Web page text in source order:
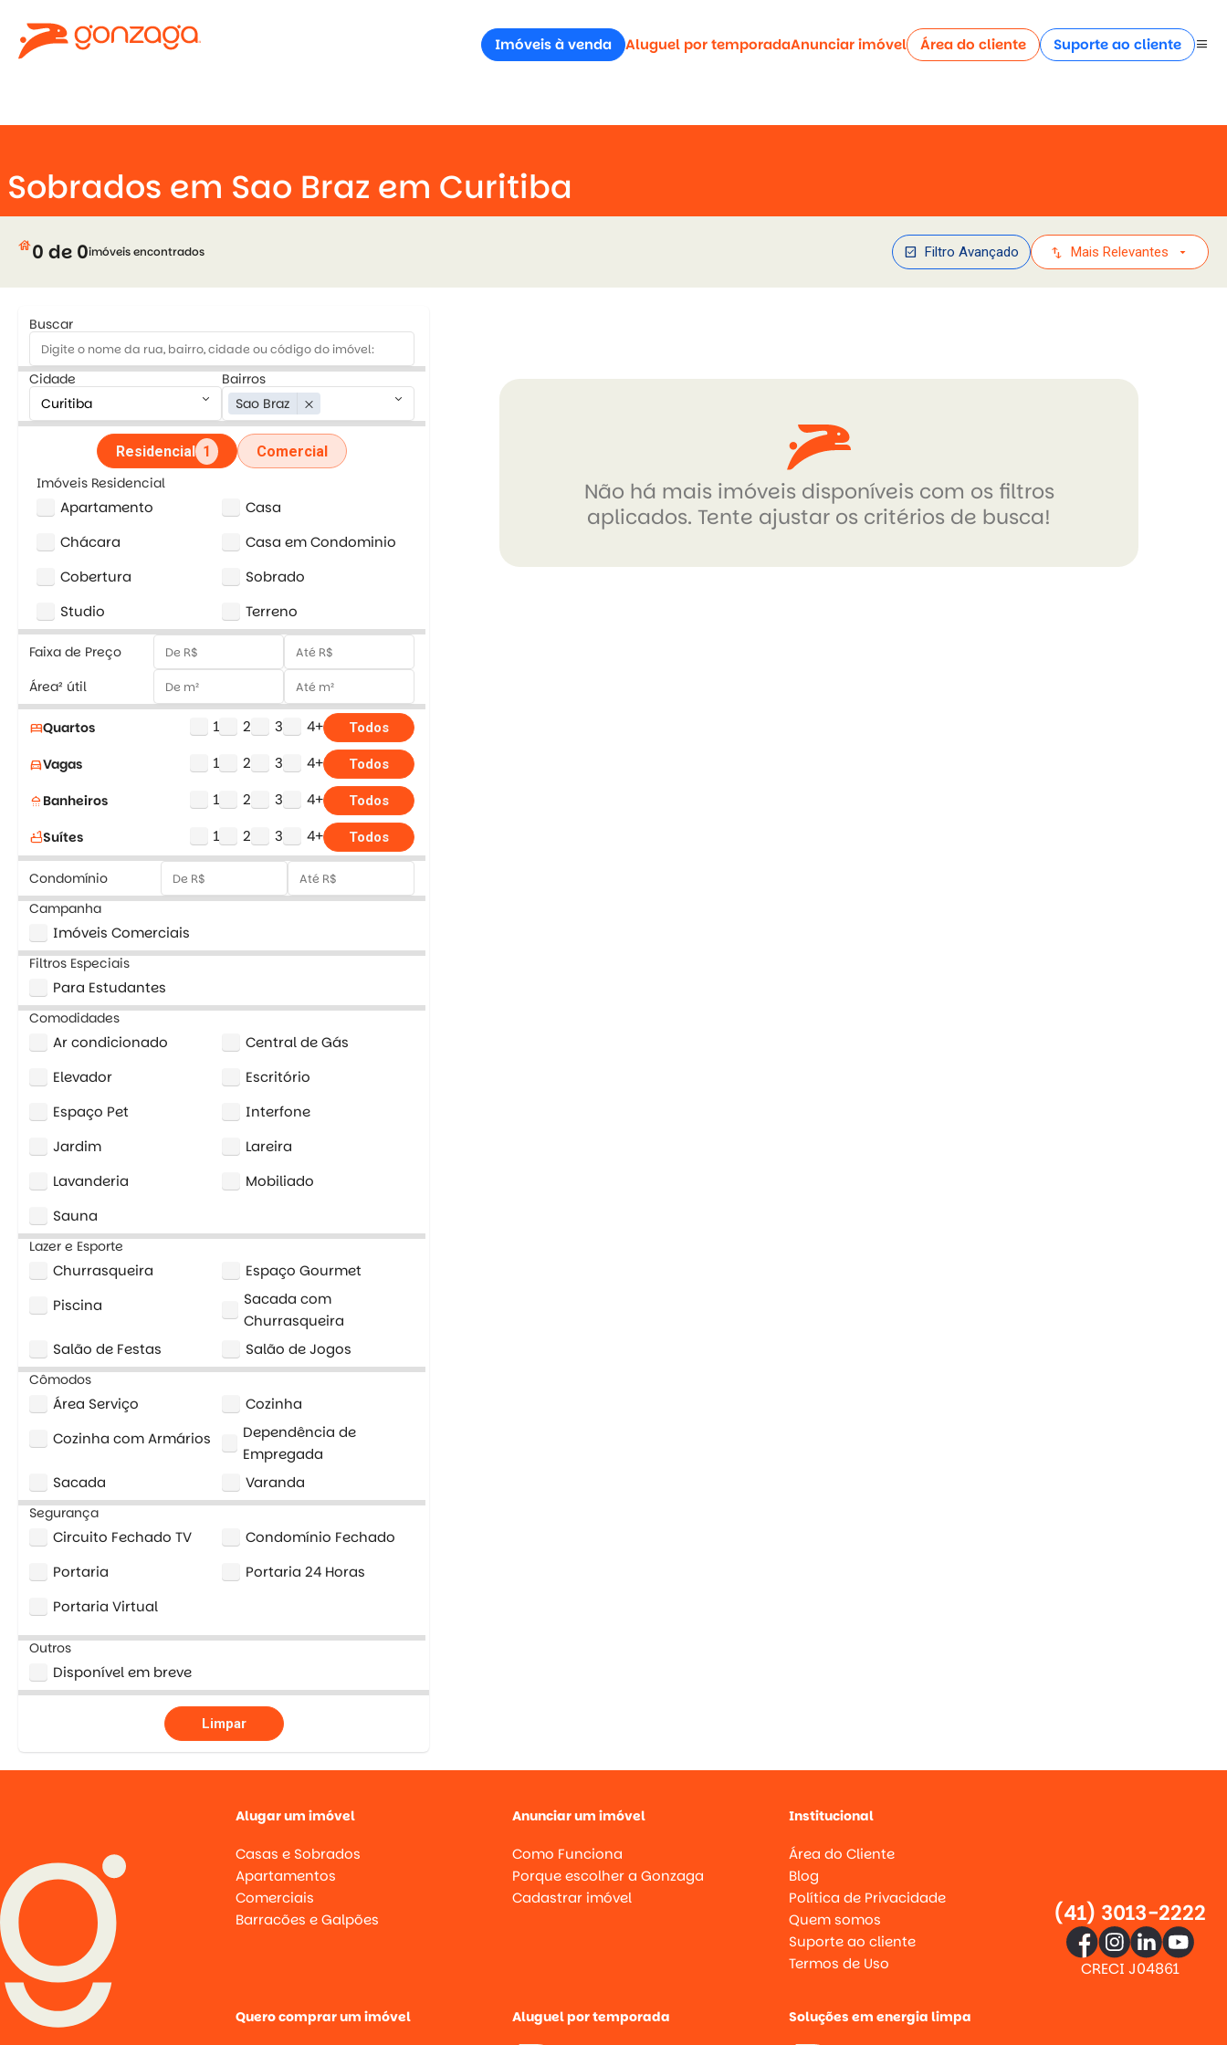
Imóveis à venda Aluguel por temporadaAnunciar imóvel Área do cliente Suporte ao cliente menu
Sobrados em Sao Braz em Curitiba
house0 de 0imóveis encontrados check_box Filtro Avançado swap_vert Mais Relevantes arrow_drop_down
Buscar
Cidade
keyboard_arrow_down
Bairros
Sao Braz
close keyboard_arrow_down
Residencial 1 Comercial
Imóveis Residencial
Apartamento
Casa
Chácara
Casa em Condominio
Cobertura
Sobrado
Studio
Terreno
Faixa de Preço
Área² útil
bedQuartos 1 2 3 4+ Todos
directions_carVagas 1 2 3 4+ Todos
shower Banheiros 1 2 3 4+ Todos
bathtubSuítes 1 2 3 4+ Todos
Condomínio
Campanha
Imóveis Comerciais
Filtros Especiais
Para Estudantes
Comodidades
Ar condicionado
Central de Gás
Elevador
Escritório
Espaço Pet
Interfone
Jardim
Lareira
Lavanderia
Mobiliado
Sauna
Lazer e Esporte
Churrasqueira
Espaço Gourmet
Piscina
Sacada com
Churrasqueira
Salão de Festas
Salão de Jogos
Cômodos
Área Serviço
Cozinha
Cozinha com Armários
Dependência de
Empregada
Sacada
Varanda
Segurança
Circuito Fechado TV
Condomínio Fechado
Portaria
Portaria 24 Horas
Portaria Virtual
Outros
Disponível em breve
Limpar
Não há mais imóveis disponíveis com os filtros
aplicados. Tente ajustar os critérios de busca!
Alugar um imóvel
Casas e Sobrados
Apartamentos
Comerciais
Barracões e Galpões
Anunciar um imóvel
Como Funciona
Porque escolher a Gonzaga
Cadastrar imóvel
Institucional
Área do Cliente
Blog
Política de Privacidade
Quem somos
Suporte ao cliente
Termos de Uso
Quero comprar um imóvel Aluguel por temporada Soluções em energia limpa
(41) 3013-2222
CRECI J04861